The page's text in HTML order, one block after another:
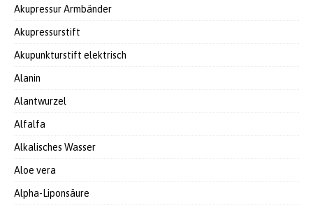
Akupressur Armbänder
Akupressurstift
Akupunkturstift elektrisch
Alanin
Alantwurzel
Alfalfa
Alkalisches Wasser
Aloe vera
Alpha-Liponsäure